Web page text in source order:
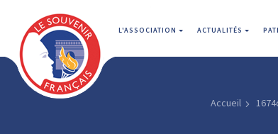
L'ASSOCIATION ACTUALITÉS
Accueil